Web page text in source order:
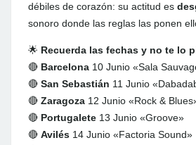
débiles de corazón: su actitud es
sonoro donde las reglas las ponen
🌟 Recuerda las fechas y no te lo
🔴 Barcelona 10 Junio «Sala
🔴 San Sebastián 11 Junio
🔴 Zaragoza 12 Junio «Rock &
🔴 Portugalete 13 Junio «Groove»
🔴 Avilés 14 Junio «Factoria Sound»